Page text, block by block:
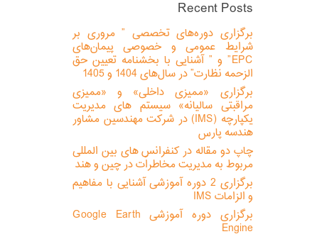
Recent Posts
برگزاری دوره‌های تخصصی ” مروری بر
شرایط عمومی و خصوصی پیمان‌های
EPC” و ” آشنایی با بخشنامه تعیین حق
الزحمه نظارت” در سال‌های 1404 و 1405
برگزاری «ممیزی داخلی» و «ممیزی
مراقبتی سالیانه» سیستم های مدیریت
یکپارچه (IMS) در شرکت مهندسین مشاور
هندسه پارس
چاپ دو مقاله در کنفرانس های بین المللی
مربوط به مدیریت مخاطرات در چین و هند
برگزاری 2 دوره آموزشی آشنایی با مفاهیم
و الزامات IMS
برگزاری دوره آموزشی Google Earth
Engine